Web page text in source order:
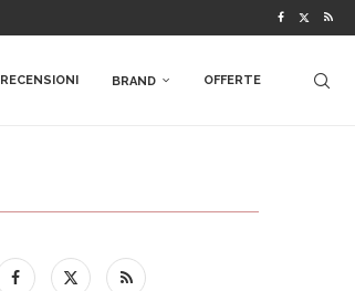
RECENSIONI BRAND OFFERTE